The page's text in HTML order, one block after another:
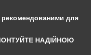
рекомендованими для
НАДІЙНОЮ